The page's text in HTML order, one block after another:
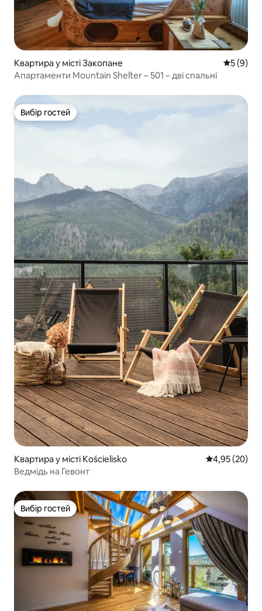
Квартира у місті Закопане Середня
5 (9)
Апартаменти Mountain Shelter – 501 – дві спальні
Вибір гостей
Вибір гостей
Квартира у місті Kościelisko Середня
4,95 (20)
Ведмідь на Гевонт
Вибір гостей
Вибір гостей